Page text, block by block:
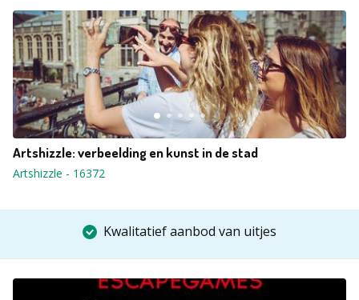
Artshizzle: verbeelding en kunst in de stad
Artshizzle - 16372
Kwalitatief aanbod van uitjes